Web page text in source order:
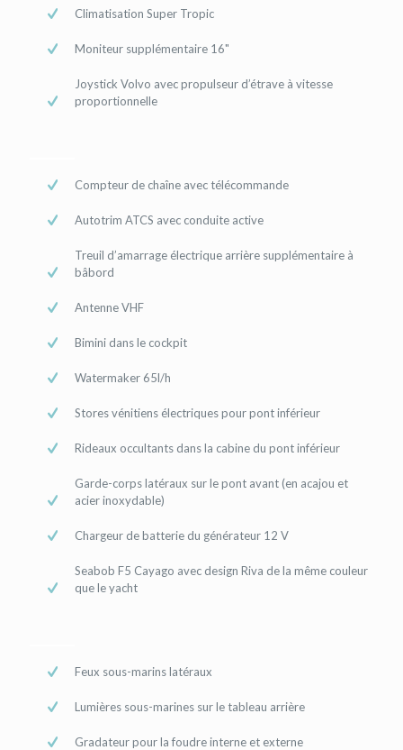
Climatisation Super Tropic
Moniteur supplémentaire 16"
Joystick Volvo avec propulseur d’étrave à vitesse
proportionnelle
Compteur de chaîne avec télécommande
Autotrim ATCS avec conduite active
Treuil d’amarrage électrique arrière supplémentaire à
bâbord
Antenne VHF
Bimini dans le cockpit
Watermaker 65l/h
Stores vénitiens électriques pour pont inférieur
Rideaux occultants dans la cabine du pont inférieur
Garde-corps latéraux sur le pont avant (en acajou et
acier inoxydable)
Chargeur de batterie du générateur 12 V
Seabob F5 Cayago avec design Riva de la même couleur
que le yacht
Feux sous-marins latéraux
Lumières sous-marines sur le tableau arrière
Gradateur pour la foudre interne et externe